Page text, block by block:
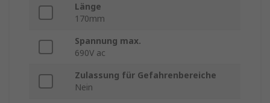
Länge
170mm
Spannung max.
690V ac
Zulassung für Gefahrenbereiche
Nein